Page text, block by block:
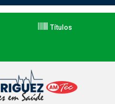
Títulos